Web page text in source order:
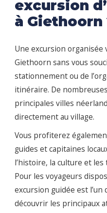
excursion
à Giethoorn
Une excursion
Giethoorn sans vous
stationnement ou de
itinéraire. De
principales villes
directement au village.
Vous profiterez
guides et capitaines
l’histoire, la culture et
Pour les voyageurs
excursion guidée est
découvrir les principaux